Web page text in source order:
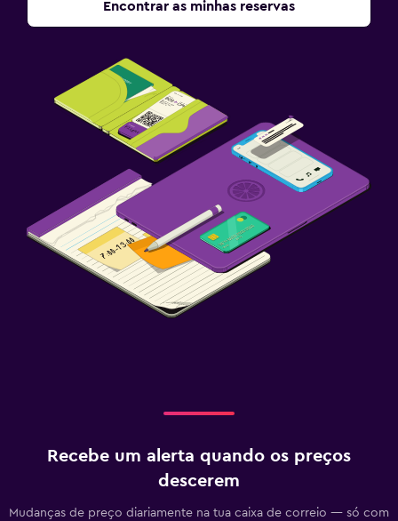
Encontrar as minhas reservas
Recebe um alerta quando os preços
descerem
Mudanças de preço diariamente na tua caixa de correio — só com